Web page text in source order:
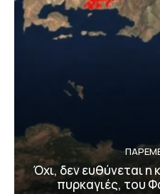
Όχι, δεν ευθύνεται η
πυρκαγιές, του